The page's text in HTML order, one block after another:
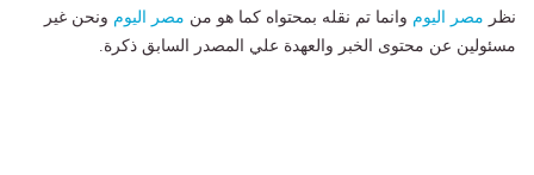
نظر مصر اليوم وانما تم نقله بمحتواه كما هو من مصر اليوم ونحن غير
مسئولين عن محتوى الخبر والعهدة علي المصدر السابق ذكرة.